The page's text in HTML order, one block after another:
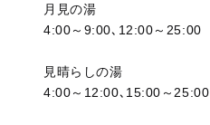
月見の湯
4:00～9:00､12:00～25:00
見晴らしの湯
4:00～12:00､15:00～25:00